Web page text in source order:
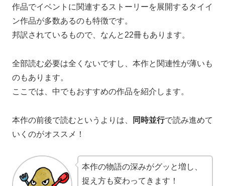
作品でイベントに関連するストーリーを展開するタイイ
ン作品が多数あるのも特徴です。
邦訳されているもので、なんと22冊もあります。
全部読む必要は全くないですし、本作と関連性が薄いも
のもあります。
ここでは、中でもおすすめの作品を紹介します。
本作の前後で読むというよりは、 同時並行で読み進めて
いくのがオススメ！
本作の物語の深みがグッと増し、
捉え方も変わってきます！